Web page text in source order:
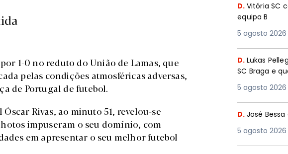
1-0 no reduto do União de Lamas, que
pelas condições atmosféricas adversas,
de Portugal de futebol.
Rivas, ao minuto 51, revelou-se
impuseram o seu domínio, com
em apresentar o seu melhor futebol
D. Vitória SC
equipa B
5 agosto 2026
D. Lukas
SC Braga e
5 agosto 2026
D. José
5 agosto 2026